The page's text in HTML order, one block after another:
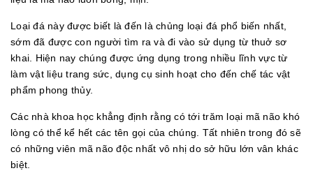
Loại đá này được biết là đến là chủng loại đá phổ biến nhất,
sớm đã được con người tìm ra và đi vào sử dụng từ thuở sơ
khai. Hiện nay chúng được ứng dụng trong nhiều lĩnh vực từ
làm vật liệu trang sức, dụng cụ sinh hoạt cho đến chế tác vật
phẩm phong thủy.
Các nhà khoa học khẳng định rằng có tới trăm loại mã não khó
lòng có thể kể hết các tên gọi của chúng. Tất nhiên trong đó sẽ
có những viên mã não độc nhất vô nhị do sở hữu lớn vân khác
biệt.